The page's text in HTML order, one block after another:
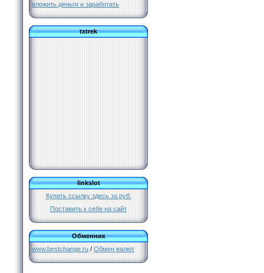
вложить деньги и заработать
txtrek
linkslot
Купить ссылку здесь за руб.
Поставить к себе на сайт
Обменник
www.bestchange.ru / Обмен валют